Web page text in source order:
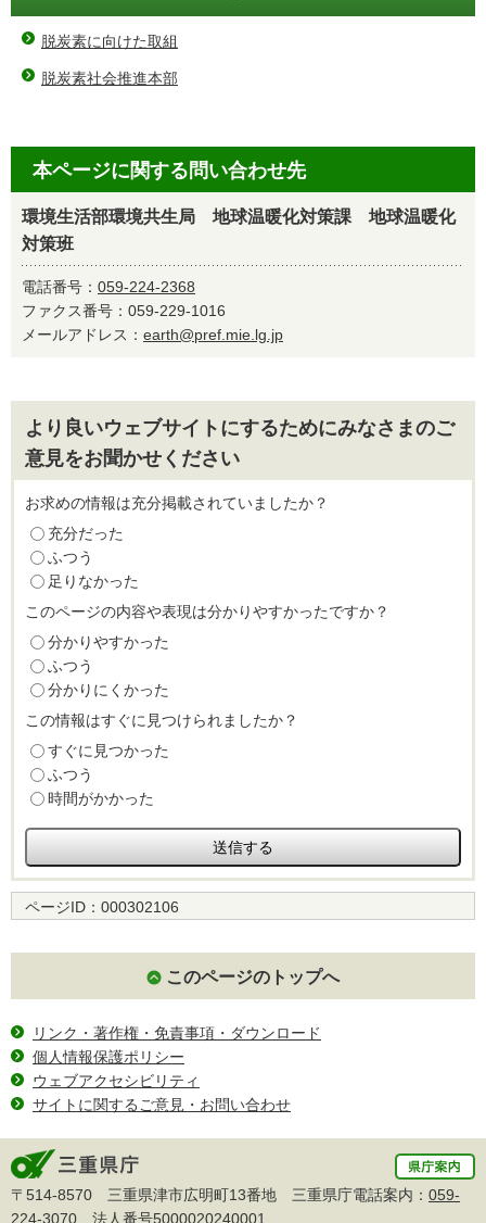
脱炭素に向けた取組
脱炭素社会推進本部
本ページに関する問い合わせ先
環境生活部環境共生局 地球温暖化対策課 地球温暖化
対策班
電話番号： 059-224-2368
ファクス番号：059-229-1016
メールアドレス： earth@pref.mie.lg.jp
より良いウェブサイトにするためにみなさまのご
意見をお聞かせください
お求めの情報は充分掲載されていましたか？
充分だった
ふつう
足りなかった
このページの内容や表現は分かりやすかったですか？
分かりやすかった
ふつう
分かりにくかった
この情報はすぐに見つけられましたか？
すぐに見つかった
ふつう
時間がかかった
ページID： 000302106
このページのトップへ
リンク・著作権・免責事項・ダウンロード
個人情報保護ポリシー
ウェブアクセシビリティ
サイトに関するご意見・お問い合わせ
〒514-8570 三重県津市広明町13番地 三重県庁電話案内： 059-
224-3070 法人番号5000020240001